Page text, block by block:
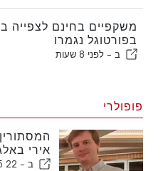
משקפיים בחינם לצפייה
בפורטוגל נגמרו
ב - לפני 8 שעות
פופולרי
אירי
ב - 22 Aug 2025